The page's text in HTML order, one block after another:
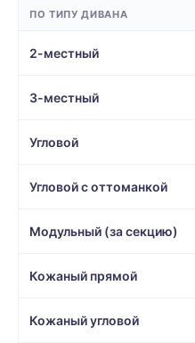
ПО ТИПУ ДИВАНА
2-местный
3-местный
Угловой
Угловой с оттоманкой
Модульный (за секцию)
Кожаный прямой
Кожаный угловой